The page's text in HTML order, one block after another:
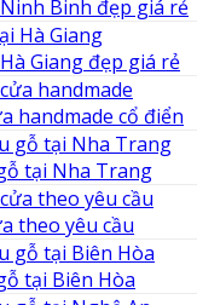
Binh đẹp giá rẻ
Giang đẹp giá rẻ
handmade cổ điển
tại Nha Trang
theo yêu cầu
tại Biên Hòa